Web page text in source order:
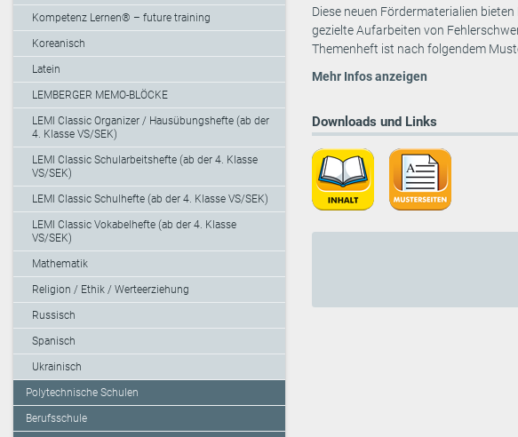
Kompetenz Lernen® – future training
Koreanisch
Latein
LEMBERGER MEMO-BLÖCKE
LEMI Classic Organizer / Hausübungshefte (ab der
4. Klasse VS/SEK)
LEMI Classic Schularbeitshefte (ab der 4. Klasse
VS/SEK)
LEMI Classic Schulhefte (ab der 4. Klasse VS/SEK)
LEMI Classic Vokabelhefte (ab der 4. Klasse
VS/SEK)
Mathematik
Religion / Ethik / Werteerziehung
Russisch
Spanisch
Ukrainisch
Polytechnische Schulen
Berufsschule
Diese neuen Fördermaterialien
gezielte Aufarbeiten von
Themenheft ist nach folgendem
Mehr Infos anzeigen
Downloads und Links